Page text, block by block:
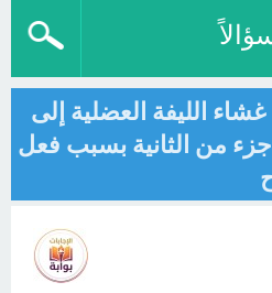
الليفة العضلية إلى
من الثانية بسبب فعل